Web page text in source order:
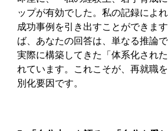
ップが有効でした。私の記録によ
成功事例を引き出すことができま
ば、あなたの回答は、単なる推論
実際に構築してきた「体系化され
れています。これこそが、再就職
別化要因です。